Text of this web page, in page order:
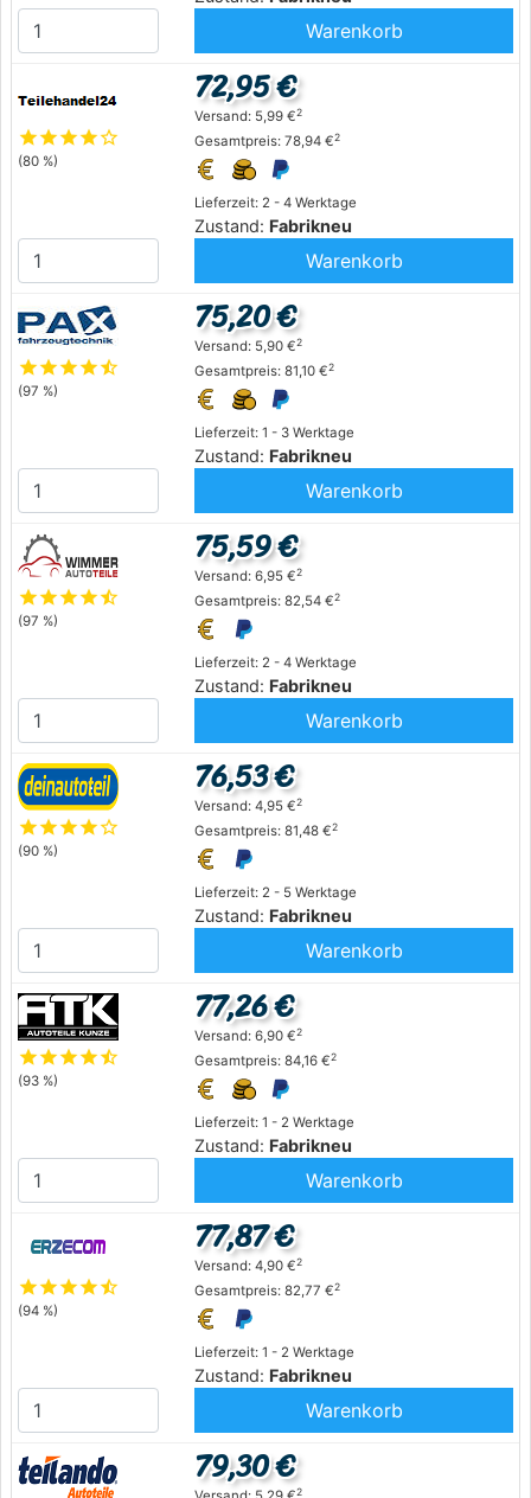
Warenkorb
starstarstarstarstar_outline
(80 %)
Lieferzeit: 2 - 4 Werktage
Zustand: Fabrikneu
72,95 €
Versand: 5,99 €2
Gesamtpreis: 78,94 €2
Warenkorb
starstarstarstarstar_half
(97 %)
Lieferzeit: 1 - 3 Werktage
Zustand: Fabrikneu
75,20 €
Versand: 5,90 €2
Gesamtpreis: 81,10 €2
Warenkorb
starstarstarstarstar_half
(97 %)
Lieferzeit: 2 - 4 Werktage
Zustand: Fabrikneu
75,59 €
Versand: 6,95 €2
Gesamtpreis: 82,54 €2
Warenkorb
starstarstarstarstar_outline
(90 %)
Lieferzeit: 2 - 5 Werktage
Zustand: Fabrikneu
76,53 €
Versand: 4,95 €2
Gesamtpreis: 81,48 €2
Warenkorb
starstarstarstarstar_half
(93 %)
Lieferzeit: 1 - 2 Werktage
Zustand: Fabrikneu
77,26 €
Versand: 6,90 €2
Gesamtpreis: 84,16 €2
Warenkorb
starstarstarstarstar_half
(94 %)
Lieferzeit: 1 - 2 Werktage
Zustand: Fabrikneu
77,87 €
Versand: 4,90 €2
Gesamtpreis: 82,77 €2
Warenkorb
79,30 €
2